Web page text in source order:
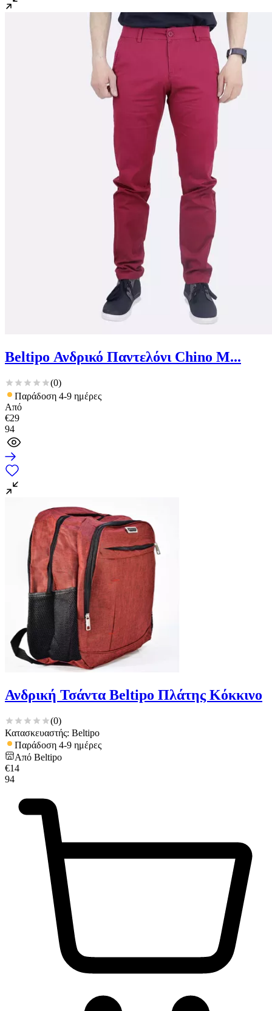
Beltipo Ανδρικό Παντελόνι Chino Μ...
(0)
Παράδοση 4-9 ημέρες
Από
€29
94
Ανδρική Τσάντα Beltipo Πλάτης Κόκκινο
(0)
Κατασκευαστής: Beltipo
Παράδοση 4-9 ημέρες
Από Beltipo
€14
94